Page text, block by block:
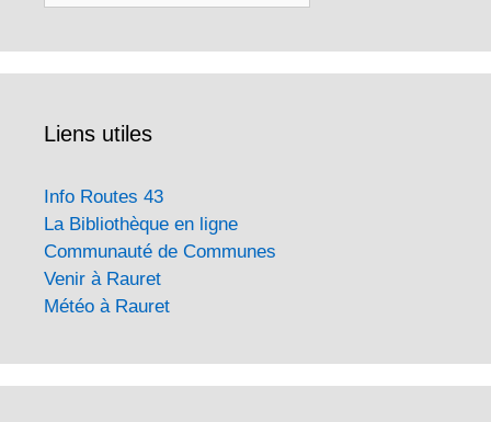
Liens utiles
Info Routes 43
La Bibliothèque en ligne
Communauté de Communes
Venir à Rauret
Météo à Rauret